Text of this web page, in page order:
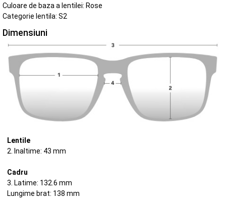
Culoare de baza a lentilei: Rose
Categorie lentila: S2
Dimensiuni
Lentile
2. Inaltime: 43 mm
Cadru
3. Latime: 132.6 mm
Lungime brat: 138 mm